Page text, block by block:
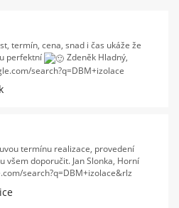
termín, cena, snad i čas ukáže že
perfektní
Zdeněk Hladný,
search?q=DBM+izolace
termínu realizace, provedení
všem doporučit. Jan Slonka, Horní
search?q=DBM+izolace&rlz